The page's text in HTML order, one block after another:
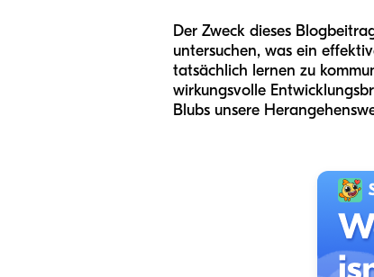
Der Zweck dieses
untersuchen, was ein
tatsächlich lernen zu
wirkungsvolle
Blubs unsere